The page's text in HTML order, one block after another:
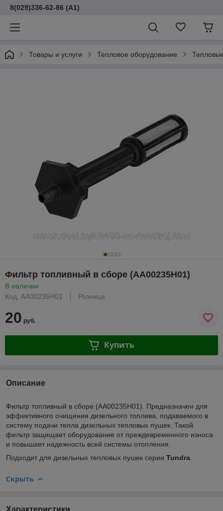
8(029)336-62-86 (A1)
Товары и услуги Тепловое оборудование
Фильтр топливный в сборе (AA00235H01)
В наличии
Код: AA00235H01
Розница
20 руб.
Купить
Описание
Фильтр топливный в сборе (AA00235H01). Предназначен для
эффективного очищения дизельного топлива, подаваемого в
систему подачи тепла дизельных тепловых пушек. Такой
фильтр защищает оборудование от преждевременного износа
и повышает надежность всей системы отопления.
Подходит для дизельных тепловых пушек серии Tundra
Скрыть
Характеристики